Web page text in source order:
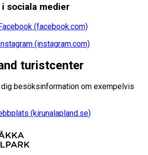
sociala medier
(facebook.com)
(instagram.com)
turistcenter
besöksinformation om exempelvis
(kirunalapland.se)